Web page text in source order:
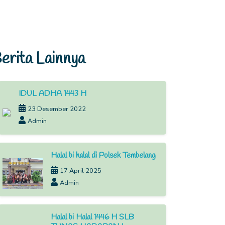
Lainnya
IDUL ADHA 1443 H
23 Desember 2022
Admin
Halal bi halal di Polsek Tembelang
17 April 2025
Admin
Halal bi Halal 1446 H SLB